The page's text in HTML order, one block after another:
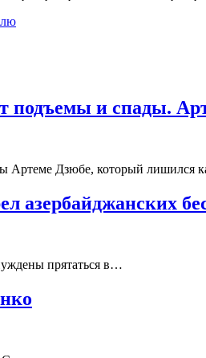
и спады.
Артеме Дзюбе, который лишился
азербайджанских
прятаться в…